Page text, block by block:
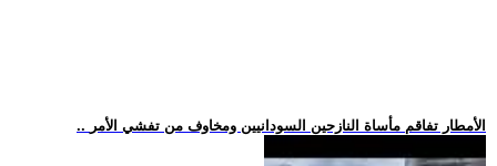
.. الأمطار تفاقم مأساة النازحين السودانيين ومخاوف من تفشي الأمر